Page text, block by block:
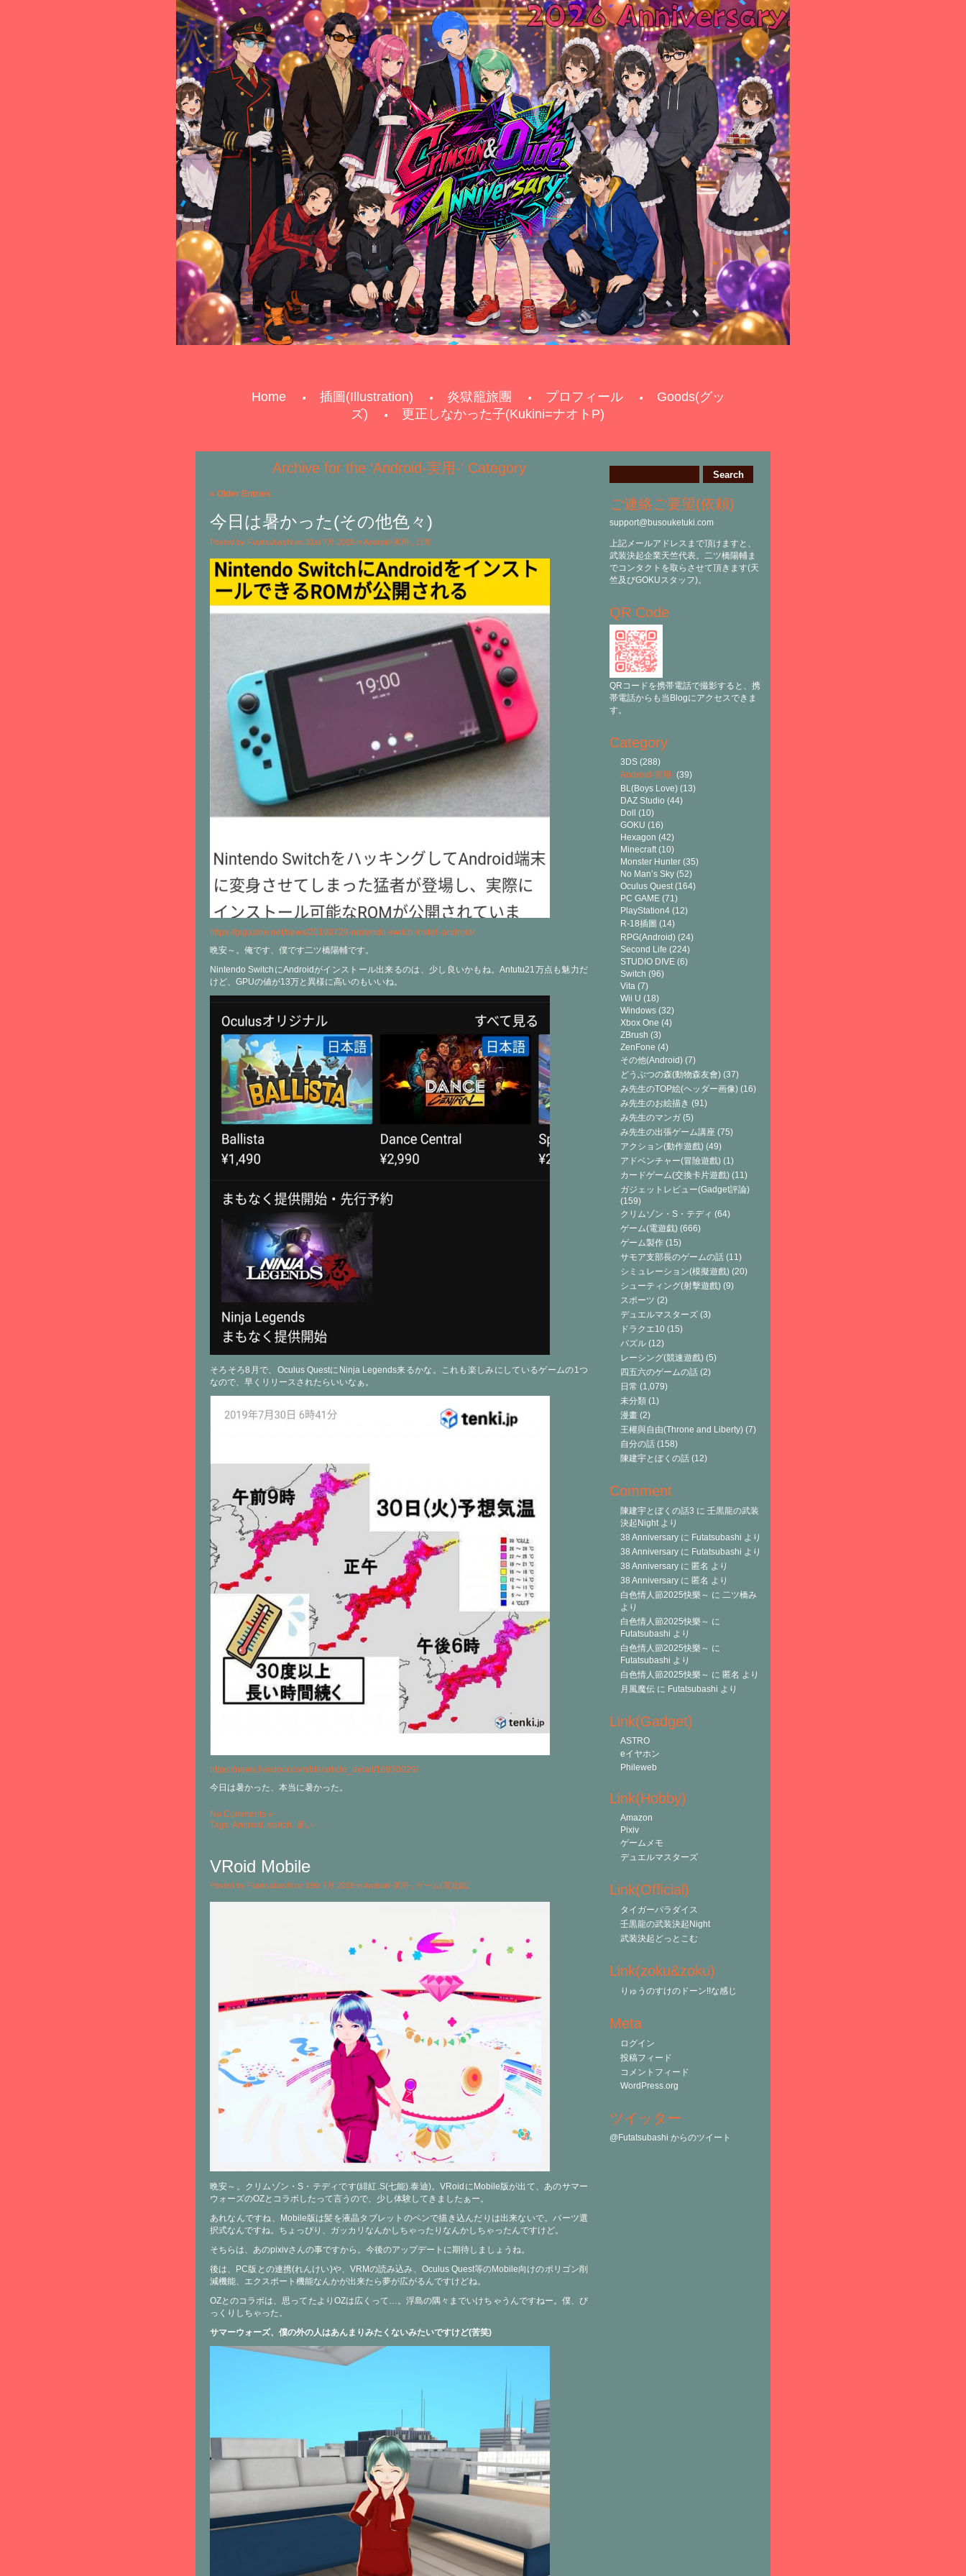
Home 插圖(Illustration) 炎獄籠旅團 プロフィール
Goods(グッ
ズ)
更正しなかった子(Kukini=ナオトP)
Archive for the ‘Android-実用-’ Category
« Older Entries
今日は暑かった(その他色々)
Posted by Futatsubashi on 31st 7月 2019 inAndroid-実用- 日常
https://gigazine.net/news/20190729-nintendo-switch-install-android/
晩安～。俺です、僕です二ツ橋陽輔です。
Nintendo SwitchにAndroidがインストール出来るのは、少し良いかもね。Antutu21万点も魅力だ
けど、GPUの値が13万と異様に高いのもいいね。
そろそろ8月で、Oculus QuestにNinja Legends来るかな。これも楽しみにしているゲームの1つ
なので、早くリリースされたらいいなぁ。
https://news.livedoor.com/lite/article_detail/16850929/
今日は暑かった、本当に暑かった。
No Comments »
Tags:Android , switch, 暑い
VRoid Mobile
Posted by Futatsubashi on 19th 7月 2019 inAndroid-実用- ゲーム(電遊戯)
晩安～。クリムゾン・S・テディです(緋紅.S(七能).泰迪)。VRoidにMobile版が出て、あのサマー
ウォーズのOZとコラボしたって言うので、少し体験してきましたぁー。
あれなんですね、Mobile版は髪を液晶タブレットのペンで描き込んだりは出来ないで。パーツ選
択式なんですね。ちょっぴり、ガッカリなんかしちゃったりなんかしちゃったんですけど。
そちらは、あのpixivさんの事ですから。今後のアップデートに期待しましょうね。
後は、PC版との連携(れんけい)や、VRMの読み込み、Oculus Quest等のMobile向けのポリゴン削
減機能、エクスポート機能なんかが出来たら夢が広がるんですけどね。
OZとのコラボは、思ってたよりOZは広くって…。浮島の隅々までいけちゃうんですねー。僕、び
っくりしちゃった。
サマーウォーズ、僕の外の人はあんまりみたくないみたいですけど(苦笑)
ご連絡ご要望(依頼)
support@busouketuki.com
上記メールアドレスまで頂けますと、
武装決起企業天竺代表。二ツ橋陽輔ま
でコンタクトを取らさせて頂きます(天
竺及びGOKUスタッフ)。
QR Code
QRコードを携帯電話で撮影すると、携
帯電話からも当Blogにアクセスできま
す。
Category
3DS (288)
Android-実用- (39)
BL(Boys Love) (13)
DAZ Studio (44)
Doll
(10)
GOKU (16)
Hexagon (42)
Minecraft(10)
Monster Hunter (35)
No Man’s Sky (52)
Oculus Quest(164)
PC GAME (71)
PlayStation4 (12)
R-18插圖 (14)
RPG(Android) (24)
Second Life (224)
STUDIO DIVE (6)
Switch (96)
Vita (7)
Wii U (18)
Windows (32)
Xbox One (4)
ZBrush (3)
ZenFone (4)
その他(Android) (7)
どうぶつの森(動物森友會) (37)
み先生のTOP絵(ヘッダー画像) (16)
み先生のお絵描き (91)
み先生のマンガ (5)
み先生の出張ゲーム講座 (75)
アクション(動作遊戲) (49)
アドベンチャー(冒險遊戲) (1)
カードゲーム(交換卡片遊戲) (11)
ガジェットレビュー(Gadget評論)
(159)
クリムゾン・S・テディ (64)
ゲーム(電遊戯) (666)
ゲーム製作 (15)
サモア支部長のゲームの話 (11)
シミュレーション(模擬遊戲) (20)
シューティング(射擊遊戲) (9)
スポーツ (2)
デュエルマスターズ (3)
ドラクエ10 (15)
パズル (12)
レーシング(競速遊戲) (5)
四五六のゲームの話 (2)
日常 (1,079)
未分類 (1)
漫畫 (2)
王權與自由(Throne and Liberty) (7)
自分の話 (158)
陳建宇とぼくの話 (12)
Comment
陳建宇とぼくの話3 に 壬黒龍の武装
決起Nightより
38 Anniversary に Futatsubashi より
38 Anniversary に Futatsubashi より
38 Anniversary に 匿名 より
38 Anniversary に 匿名 より
白色情人節2025快樂～ に 二ツ橋み
より
白色情人節2025快樂～ に
Futatsubashi より
白色情人節2025快樂～ に
Futatsubashi より
白色情人節2025快樂～ に 匿名 より
月風魔伝 に Futatsubashi より
Link(Gadget)
ASTRO
eイヤホン
Phileweb
Link(Hobby)
Amazon
Pixiv
ゲームメモ
デュエルマスターズ
Link(Official)
タイガーパラダイス
壬黒龍の武装決起Night
武装決起どっとこむ
Link(zoku&zoku)
りゅうのすけのドーン!!な感じ
Meta
ログイン
投稿フィード
コメントフィード
WordPress.org
ツイッター
@Futatsubashi からのツイート